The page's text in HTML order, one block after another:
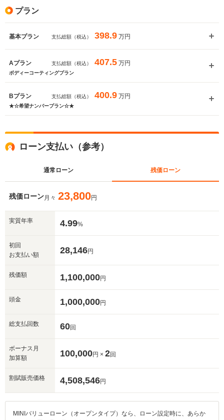
プラン
基本プラン 支払総額（税込） 398.9 万円
Aプラン 支払総額（税込） 407.5 万円
ボディーコーティングプラン
Bプラン 支払総額（税込） 400.9 万円
★☆希望ナンバープラン☆★
ローン支払い（参考）
通常ローン 残価ローン
残価ローン月々 23,800円
実質年率 4.99%
初回
お支払い額
28,146円
残価額 1,100,000円
頭金 1,000,000円
総支払回数 60回
ボーナス月
加算額
100,000円 × 2回
割賦販売価格 4,508,546円
MINIバリューローン（オープンタイプ）なら、ローン設定時に、あらか